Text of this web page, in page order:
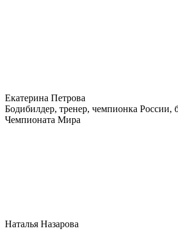
Екатерина Петрова
Бодибилдер, тренер, чемпионка России,
Чемпионата Мира
Наталья Назарова